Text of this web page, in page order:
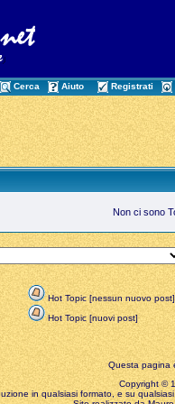
Cerca Aiuto Registrati
Non ci sono
Hot Topic [nessun nuovo post]
Hot Topic [nuovi post]
Questa pagina
Copyright ©
in qualsiasi formato, e su